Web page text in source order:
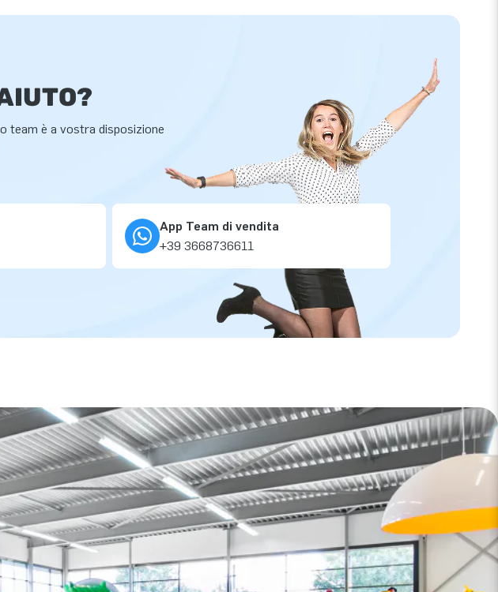
team è a vostra disposizione
App Team di vendita
+39 3668736611